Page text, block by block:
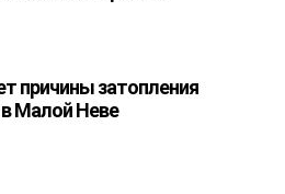
причины затопления
в Малой Неве